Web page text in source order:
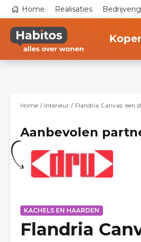
naar
inhoud
gaan
Top
navigation
Home Realisaties
Home Interieur Flandria Canvas: een
Aanbevolen
KACHELS EN HAARDEN
Flandria